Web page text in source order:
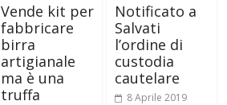
Vende kit per
fabbricare
birra
artigianale
ma è una
truffa
Notificato a
Salvati
l’ordine di
custodia
cautelare
8 Aprile 2019